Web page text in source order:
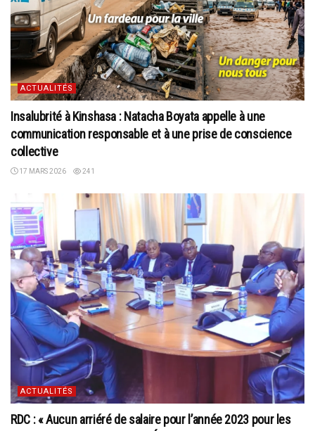
ACTUALITÉS
Insalubrité à Kinshasa : Natacha Boyata appelle à une
communication responsable et à une prise de conscience
collective
17 MARS 2026 241
ACTUALITÉS
RDC : « Aucun arriéré de salaire pour l’année 2023 pour les